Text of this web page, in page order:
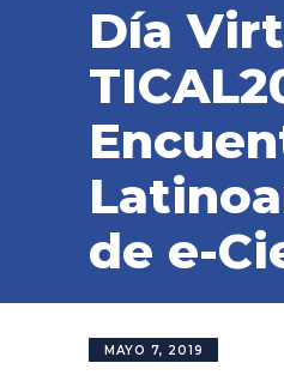
Día
de e-
MAYO 7, 2019